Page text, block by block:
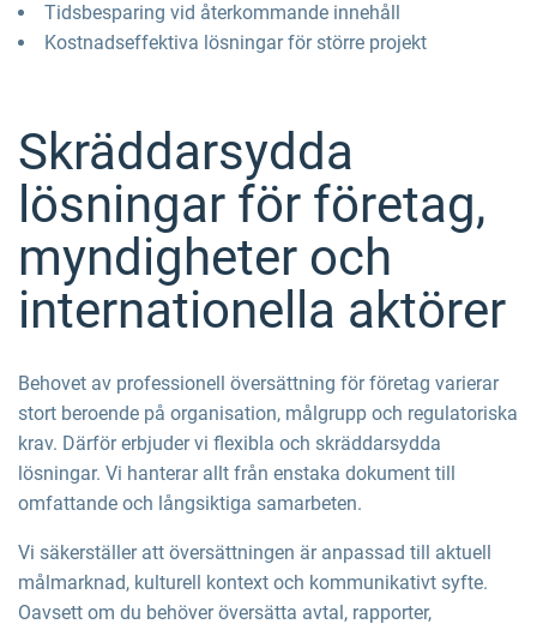
Tidsbesparing vid återkommande innehåll
Kostnadseffektiva lösningar för större projekt
Skräddarsydda
lösningar för företag,
myndigheter och
internationella aktörer
Behovet av professionell översättning för företag varierar
stort beroende på organisation, målgrupp och regulatoriska
krav. Därför erbjuder vi flexibla och skräddarsydda
lösningar. Vi hanterar allt från enstaka dokument till
omfattande och långsiktiga samarbeten.
Vi säkerställer att översättningen är anpassad till aktuell
målmarknad, kulturell kontext och kommunikativt syfte.
Oavsett om du behöver översätta avtal, rapporter,